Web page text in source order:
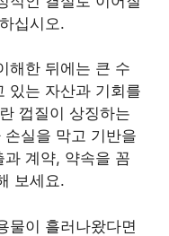
십시오.
해한 뒤에는 큰 수
있는 자산과 기회를
껍질이 상징하는
실을 막고 기반을
계약, 약속을 꼼
보세요.
물이 흘러나왔다면